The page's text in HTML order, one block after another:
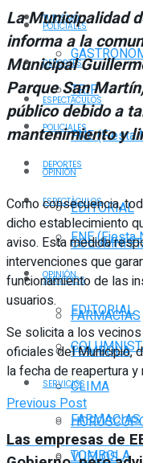
POLICIALES
DEPORTES
ESPECTÁCULOS
FNE (Fiesta
OPINIÓN
EDITORIAL
SERVICIOS
FARMACIAS
TOMBOLA
CLIMA
VUELOS
TURISMO
TRIP
POLICIALES
DEPORTES
ESPECTÁCULOS
FNE (Fiesta
OPINIÓN
EDITORIAL
SERVICIOS
FARMACIAS
TOMBOLA
La Municipalidad
informa a la
Municipal
Parque San
público debido a
mantenimiento y
Como consecuencia,
dicho establecimiento
aviso. Esta medida
intervenciones que
funcionamiento de las
usuarios.
Se solicita a los
oficiales del Municipio,
la fecha de reapertura
Previous Post
Las empresas de